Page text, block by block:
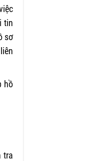
tin
sơ
hồ
tra